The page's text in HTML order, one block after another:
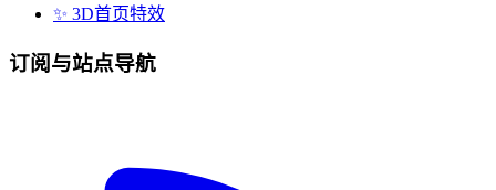
✨ 3D首页特效
订阅与站点导航